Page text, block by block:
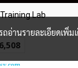
Training Lab
1,889
อ่านรายละเอียดเพิ่ม